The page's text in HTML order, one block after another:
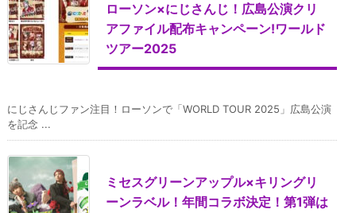
ローソン×にじさんじ！広島公演クリ
アファイル配布キャンペーン!ワールド
ツアー2025
にじさんじファン注目！ローソンで「WORLD TOUR 2025」広島公演
を記念 ...
ミセスグリーンアップル×キリングリ
ーンラベル！年間コラボ決定！第1弾は